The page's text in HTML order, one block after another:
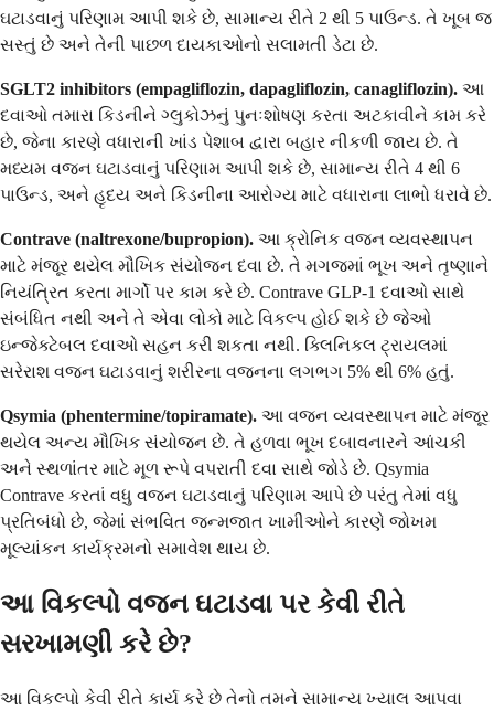
ઘટાડવાનું પરિણામ આપી શકે છે, સામાન્ય રીતે 2 થી 5 પાઉન્ડ. તે ખૂબ જ
સસ્તું છે અને તેની પાછળ દાયકાઓનો સલામતી ડેટા છે.
SGLT2 inhibitors (empagliflozin, dapagliflozin, canagliflozin). આ
દવાઓ તમારા કિડનીને ગ્લુકોઝનું પુનઃશોષણ કરતા અટકાવીને કામ કરે
છે, જેના કારણે વધારાની ખાંડ પેશાબ દ્વારા બહાર નીકળી જાય છે. તે
મધ્યમ વજન ઘટાડવાનું પરિણામ આપી શકે છે, સામાન્ય રીતે 4 થી 6
પાઉન્ડ, અને હૃદય અને કિડનીના આરોગ્ય માટે વધારાના લાભો ધરાવે છે.
Contrave (naltrexone/bupropion). આ ક્રોનિક વજન વ્યવસ્થાપન
માટે મંજૂર થયેલ મૌખિક સંયોજન દવા છે. તે મગજમાં ભૂખ અને તૃષ્ણાને
નિયંત્રિત કરતા માર્ગો પર કામ કરે છે. Contrave GLP-1 દવાઓ સાથે
સંબંધિત નથી અને તે એવા લોકો માટે વિકલ્પ હોઈ શકે છે જેઓ
ઇન્જેક્ટેબલ દવાઓ સહન કરી શકતા નથી. ક્લિનિકલ ટ્રાયલમાં
સરેરાશ વજન ઘટાડવાનું શરીરના વજનના લગભગ 5% થી 6% હતું.
Qsymia (phentermine/topiramate). આ વજન વ્યવસ્થાપન માટે મંજૂર
થયેલ અન્ય મૌખિક સંયોજન છે. તે હળવા ભૂખ દબાવનારને આંચકી
અને સ્થળાંતર માટે મૂળ રૂપે વપરાતી દવા સાથે જોડે છે. Qsymia
Contrave કરતાં વધુ વજન ઘટાડવાનું પરિણામ આપે છે પરંતુ તેમાં વધુ
પ્રતિબંધો છે, જેમાં સંભવિત જન્મજાત ખામીઓને કારણે જોખમ
મૂલ્યાંકન કાર્યક્રમનો સમાવેશ થાય છે.
આ વિકલ્પો વજન ઘટાડવા પર કેવી રીતે
સરખામણી કરે છે?
આ વિકલ્પો કેવી રીતે કાર્ય કરે છે તેનો તમને સામાન્ય ખ્યાલ આપવા